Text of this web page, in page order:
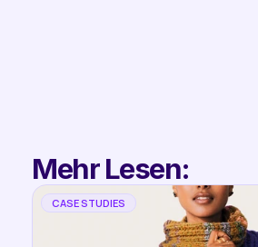
Mehr Lesen:
CASE STUDIES